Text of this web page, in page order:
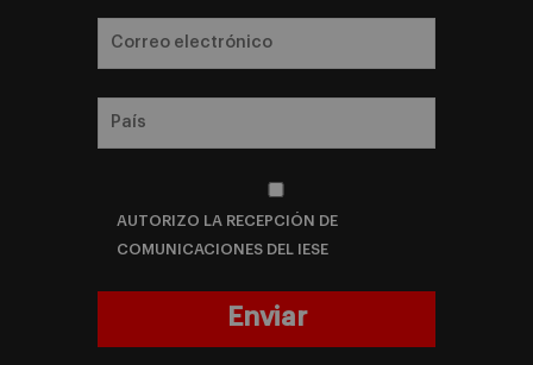
AUTORIZO LA RECEPCIÓN DE
COMUNICACIONES DEL IESE